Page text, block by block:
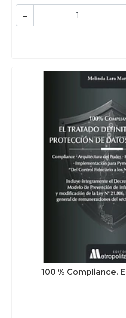
-
100 % Compliance.